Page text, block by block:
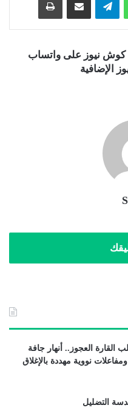
كوش نيوز على واتساب
الإضافية
القارة العجوز.. أنهار جافة
نووية مهددة بالإغلاق
التضليل